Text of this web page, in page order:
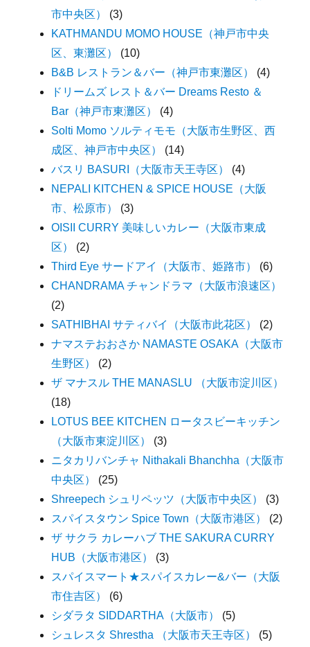
市中央区）
(3)
KATHMANDU MOMO HOUSE（神戸市中央
区、東灘区）
(10)
B&B レストラン＆バー（神戸市東灘区）
(4)
ドリームズ レスト＆バー Dreams Resto ＆
Bar（神戸市東灘区）
(4)
Solti Momo ソルティモモ（大阪市生野区、西
成区、神戸市中央区）
(14)
バスリ BASURI（大阪市天王寺区）
(4)
NEPALI KITCHEN & SPICE HOUSE（大阪
市、松原市）
(3)
OISII CURRY 美味しいカレー（大阪市東成
区）
(2)
Third Eye サードアイ（大阪市、姫路市）
(6)
CHANDRAMA チャンドラマ（大阪市浪速区）
(2)
SATHIBHAI サティバイ（大阪市此花区）
(2)
ナマステおおさか NAMASTE OSAKA（大阪市
生野区）
(2)
ザ マナスル THE MANASLU （大阪市淀川区）
(18)
LOTUS BEE KITCHEN ロータスビーキッチン
（大阪市東淀川区）
(3)
ニタカリバンチャ Nithakali Bhanchha（大阪市
中央区）
(25)
Shreepech シュリペッツ（大阪市中央区）
(3)
スパイスタウン Spice Town（大阪市港区）
(2)
ザ サクラ カレーハブ THE SAKURA CURRY
HUB（大阪市港区）
(3)
スパイスマート★スパイスカレー&バー（大阪
市住吉区）
(6)
シダラタ SIDDARTHA（大阪市）
(5)
シュレスタ Shrestha （大阪市天王寺区）
(5)